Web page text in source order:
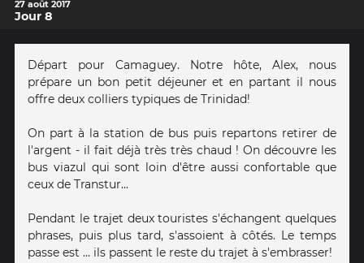
27 août 2017
Jour 8
Départ pour Camaguey. Notre hôte, Alex, nous
prépare un bon petit déjeuner et en partant il nous
offre deux colliers typiques de Trinidad!
On part à la station de bus puis repartons retirer de
l'argent - il fait déjà très très chaud ! On découvre les
bus viazul qui sont loin d'être aussi confortable que
ceux de Transtur...
Pendant le trajet deux touristes s'échangent quelques
phrases, puis plus tard, s'assoient à côtés. Le temps
passe est ... ils passent le reste du trajet à s'embrasser!